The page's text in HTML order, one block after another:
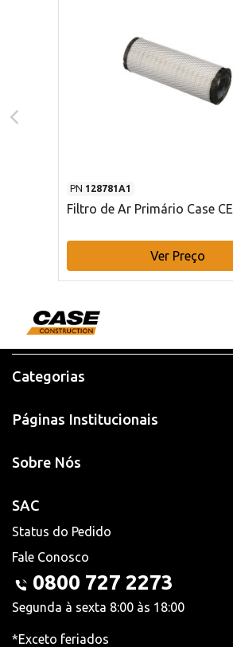
PN 128781A1
Filtro de Ar Primário Case CE
Ver Preço
Categorias
Páginas Institucionais
Sobre Nós
SAC
Status do Pedido
Fale Conosco
0800 727 2273
Segunda à sexta 8:00 às 18:00
*Exceto feriados